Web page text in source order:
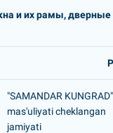
и их рамы,
"SAMANDAR KUNGRAD"
mas'uliyati cheklangan
jamiyati